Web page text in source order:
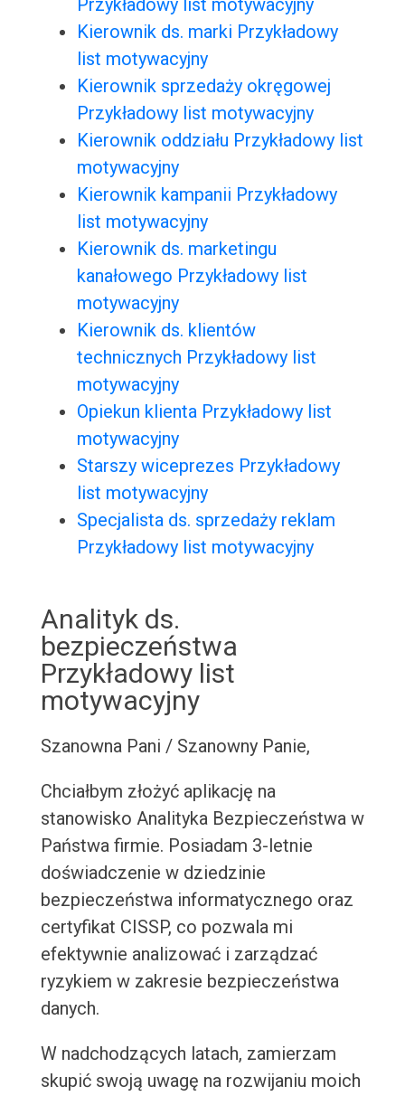
Przykładowy list motywacyjny
Kierownik ds. marki Przykładowy
list motywacyjny
Kierownik sprzedaży okręgowej
Przykładowy list motywacyjny
Kierownik oddziału Przykładowy list
motywacyjny
Kierownik kampanii Przykładowy
list motywacyjny
Kierownik ds. marketingu
kanałowego Przykładowy list
motywacyjny
Kierownik ds. klientów
technicznych Przykładowy list
motywacyjny
Opiekun klienta Przykładowy list
motywacyjny
Starszy wiceprezes Przykładowy
list motywacyjny
Specjalista ds. sprzedaży reklam
Przykładowy list motywacyjny
Analityk ds.
bezpieczeństwa
Przykładowy list
motywacyjny
Szanowna Pani / Szanowny Panie,
Chciałbym złożyć aplikację na
stanowisko Analityka Bezpieczeństwa w
Państwa firmie. Posiadam 3-letnie
doświadczenie w dziedzinie
bezpieczeństwa informatycznego oraz
certyfikat CISSP, co pozwala mi
efektywnie analizować i zarządzać
ryzykiem w zakresie bezpieczeństwa
danych.
W nadchodzących latach, zamierzam
skupić swoją uwagę na rozwijaniu moich